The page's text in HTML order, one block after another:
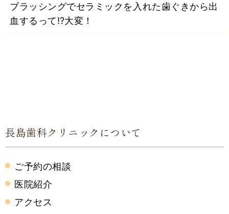
ブラッシングでセラミックを入れた歯ぐきから出
血するって⁉大変！
長島歯科クリニックについて
ご予約の相談
医院紹介
アクセス